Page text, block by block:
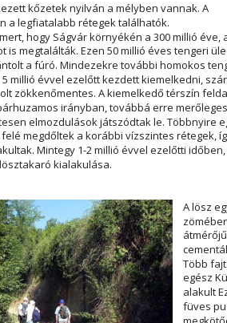
kőzetek nyilván a mélyben vannak. A
a legfiatalabb rétegek találhatók.
hogy Ságvár környékén a 300 millió
is megtalálták. Ezen 50 millió éves tengeri
a fúró. Mindezekre további homokos
millió évvel ezelőtt kezdett kiemelkedni,
zökkenőmentes. A kiemelkedő térszín
irányban, továbbá erre
elmozdulások játszódtak le. Többnyire
megdőltek a korábbi vízszintes rétegek,
Mintegy 1-2 millió évvel ezelőtti
kialakulása.
A lösz
Több
egész
alakult
füves